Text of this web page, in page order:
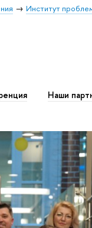
Институт
Наши